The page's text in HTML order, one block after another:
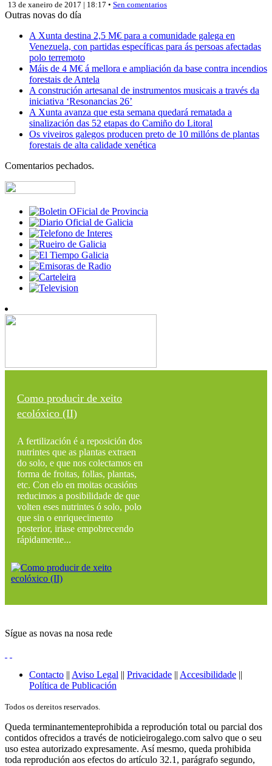
13 de xaneiro de 2017 | 18:17 • Sen comentarios
Outras novas do día
A Xunta destina 2,5 M€ para a comunidade galega en
Venezuela, con partidas específicas para ás persoas afectadas
polo terremoto
Máis de 4 M€ á mellora e ampliación da base contra incendios
forestais de Antela
A construción artesanal de instrumentos musicais a través da
iniciativa ‘Resonancias 26’
A Xunta avanza que esta semana quedará rematada a
sinalización das 52 etapas do Camiño do Litoral
Os viveiros galegos producen preto de 10 millóns de plantas
forestais de alta calidade xenética
Comentarios pechados.
Como producir de xeito
ecolóxico (II)
A fertilización é a reposición dos
nutrintes que as plantas extraen
do solo, e que nos colectamos en
forma de froitas, follas, plantas,
etc. Con elo en moitas ocasións
reducimos a posibilidade de que
volten eses nutrintes ó solo, polo
que sin o enriquecimento
posterior, iriase empobrecendo
rápidamente...
Sígue as novas na nosa rede
Contacto || Aviso Legal || Privacidade || Accesibilidade ||
Política de Publicación
Todos os dereitos reservados.
Queda terminantementeprohibida a reprodución total ou parcial dos
contidos ofrecidos a través de noticieirogalego.com salvo que o seu
uso estea autorizado expresamente. Así mesmo, queda prohibida
toda reprodución aos efectos do artículo 32.1, parágrafo segundo,